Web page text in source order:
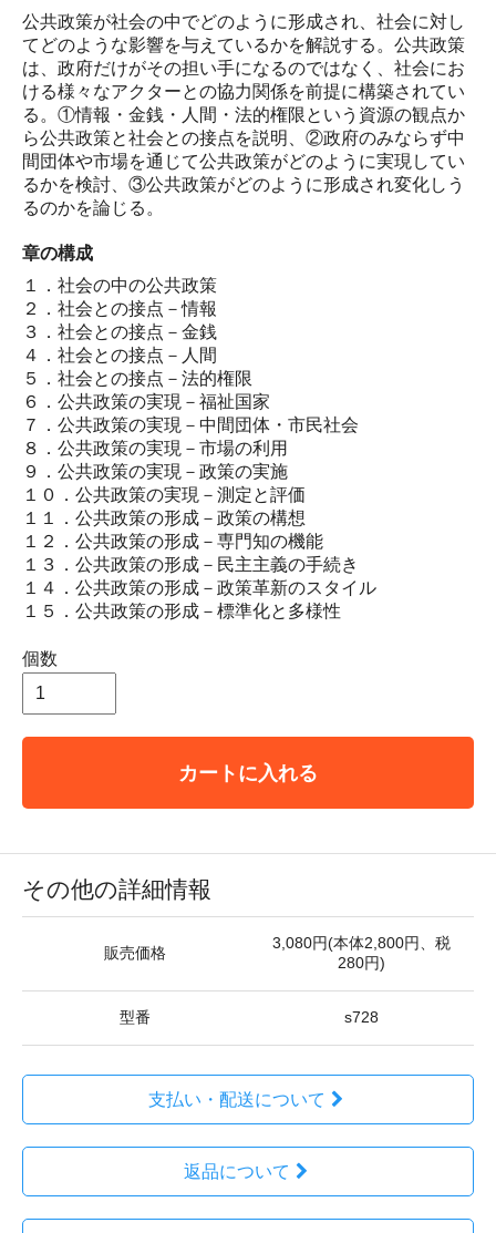
公共政策が社会の中でどのように形成され、社会に対し
てどのような影響を与えているかを解説する。公共政策
は、政府だけがその担い手になるのではなく、社会にお
ける様々なアクターとの協力関係を前提に構築されてい
る。①情報・金銭・人間・法的権限という資源の観点か
ら公共政策と社会との接点を説明、②政府のみならず中
間団体や市場を通じて公共政策がどのように実現してい
るかを検討、③公共政策がどのように形成され変化しう
るのかを論じる。
章の構成
１．社会の中の公共政策
２．社会との接点－情報
３．社会との接点－金銭
４．社会との接点－人間
５．社会との接点－法的権限
６．公共政策の実現－福祉国家
７．公共政策の実現－中間団体・市民社会
８．公共政策の実現－市場の利用
９．公共政策の実現－政策の実施
１０．公共政策の実現－測定と評価
１１．公共政策の形成－政策の構想
１２．公共政策の形成－専門知の機能
１３．公共政策の形成－民主主義の手続き
１４．公共政策の形成－政策革新のスタイル
１５．公共政策の形成－標準化と多様性
個数
カートに入れる
その他の詳細情報
販売価格
3,080円(本体2,800円、税
280円)
型番 s728
支払い・配送について
返品について